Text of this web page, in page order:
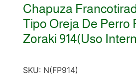
Chapuza
Tipo Oreja De Perro
Zoraki 914(uso
SKU: N(FP914)